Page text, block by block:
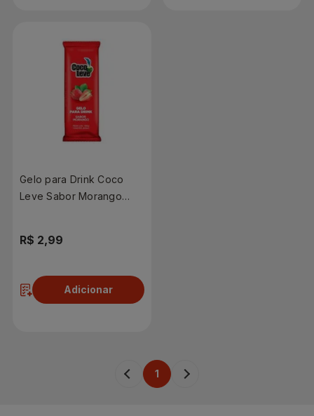
Gelo para Drink Coco
Leve Sabor Morango
R$ 2,99
Adicionar
1